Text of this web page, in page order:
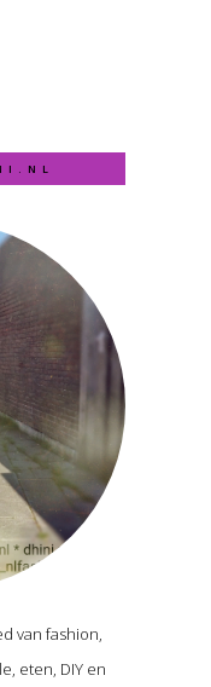
van fashion,
eten, DIY en